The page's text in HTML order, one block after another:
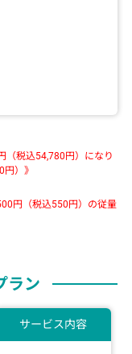
税込54,780円）になり
）》
円（税込550円）の従量
ラン
サービス内容